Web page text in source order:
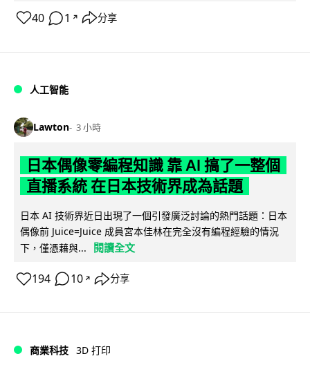
40 1 ↗ 分享
人工智能
Lawton 3 小時
日本偶像零編程知識 靠 AI 搞了一整個
直播系統 在日本技術界成為話題
日本 AI 技術界近日出現了一個引發廣泛討論的熱門話題：日本
偶像前 Juice=Juice 成員宮本佳林在完全沒有編程經驗的情況
下，僅憑藉與...
閱讀全文
194 10 ↗ 分享
商業科技 3D 打印